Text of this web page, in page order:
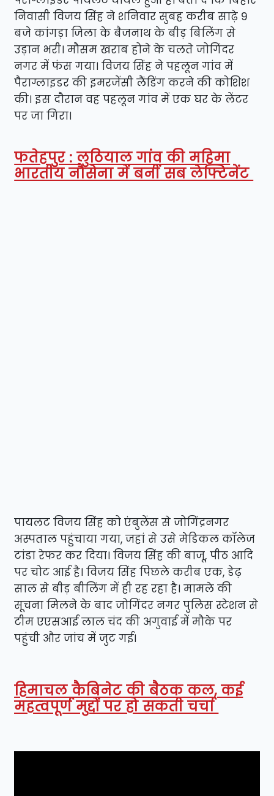
निवासी विजय सिंह ने शनिवार सुबह करीब साढ़े 9
बजे कांगड़ा जिला के बैजनाथ के बीड़ बिलिंग से
उड़ान भरी। मौसम खराब होने के चलते जोगिंदर
नगर में फंस गया। विजय सिंह ने पहलून गांव में
पैराग्लाइडर की इमरजेंसी लैंडिंग करने की कोशिश
की। इस दौरान वह पहलून गांव में एक घर के लेंटर
पर जा गिरा।
फतेहपुर : लुठियाल गांव की महिमा
भारतीय नौसेना में बनीं सब लेफ्टिनेंट
पायलट विजय सिंह को एंबुलेंस से जोगिंद्रनगर
अस्पताल पहुंचाया गया, जहां से उसे मेडिकल कॉलेज
टांडा रेफर कर दिया। विजय सिंह की बाजू, पीठ आदि
पर चोट आई है। विजय सिंह पिछले करीब एक, डेढ़
साल से बीड़ बीलिंग में ही रह रहा है। मामले की
सूचना मिलने के बाद जोगिंदर नगर पुलिस स्टेशन से
टीम एएसआई लाल चंद की अगुवाई में मौके पर
पहुंची और जांच में जुट गई।
हिमाचल कैबिनेट की बैठक कल, कई
महत्वपूर्ण मुद्दों पर हो सकती चर्चा